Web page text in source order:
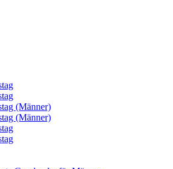
(Männer)
(Männer)